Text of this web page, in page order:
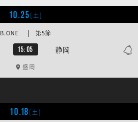
10.25[土]
15:05 静岡
B.ONE | 第5節
盛岡
10.18[土]